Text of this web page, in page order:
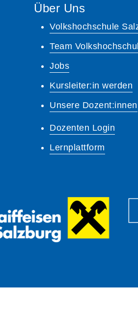
Über Uns
Volkshochschule
Team
Jobs
Kursleiter:in werden
Unsere Dozent:innen
Dozenten Login
Lernplattform